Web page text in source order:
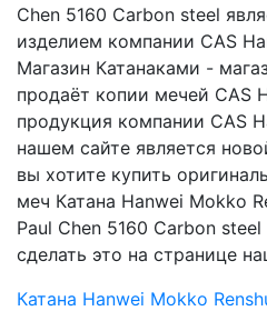
Chen 5160 Carbon steel
изделием компании CAS
Магазин Катанаками -
продаёт копии мечей CAS
продукция компании CAS
нашем сайте является
вы хотите купить
меч Катана Hanwei Mokko
Paul Chen 5160 Carbon
сделать это на странице
Катана Hanwei Mokko